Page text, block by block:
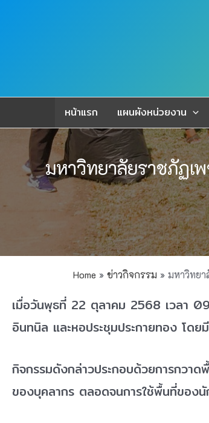
หน้าแรก แผนผังหน่วยงาน
มหาวิทยาลัยราชภัฏเ
Home ข่าวกิจกรรม มหาวิทย
เมื่อวันพุธที่ 22 ตุลาคม 2568 เวลา
อินทนิล และหอประชุมประกายทอง โด
กิจกรรมดังกล่าวประกอบด้วยการกวาด
ของบุคลากร ตลอดจนการใช้พื้นที่ของนั